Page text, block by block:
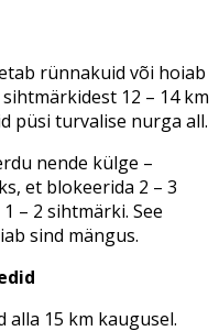
rünnakuid või hoiab
12 – 14 km
püsi turvalise nurga all.
nende külge –
et blokeerida 2 – 3
– 2 sihtmärki. See
sind mängus.
alla 15 km kaugusel.